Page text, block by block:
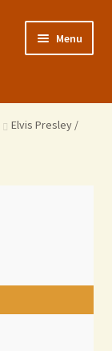
Menu
Elvis Presley /